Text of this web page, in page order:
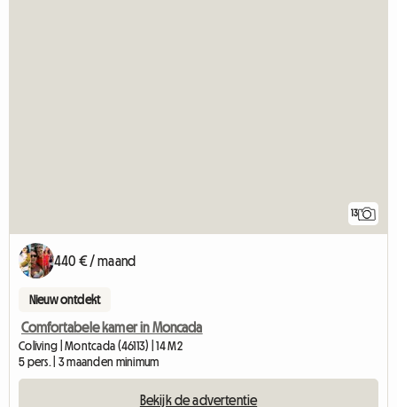
13
440 € / maand
Nieuw ontdekt
Comfortabele kamer in Moncada
Coliving | Montcada (46113) | 14 M2
5 pers. | 3 maanden minimum
Bekijk de advertentie